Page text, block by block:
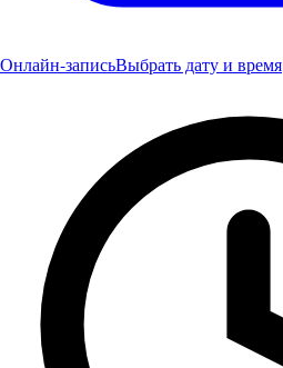
Онлайн-записьВыбрать дату и время